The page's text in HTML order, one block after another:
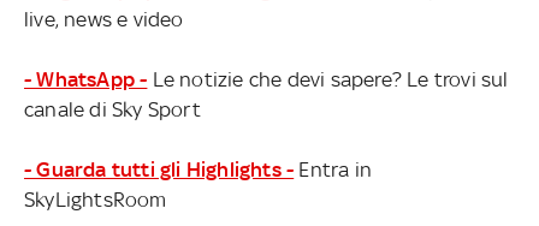
live, news e video
- WhatsApp - Le notizie che devi sapere? Le trovi sul
canale di Sky Sport
- Guarda tutti gli Highlights - Entra in
SkyLightsRoom